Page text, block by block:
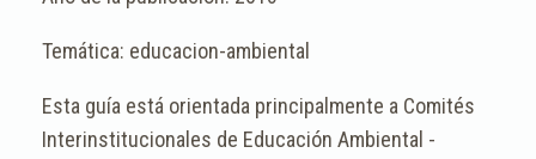
educacion-ambiental
Esta guía está orientada principalmente a Comités
Interinstitucionales de Educación Ambiental -